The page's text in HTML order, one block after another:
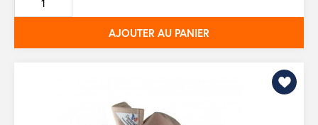
base
AJOUTER AU PANIER